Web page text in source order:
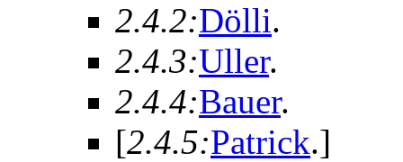
2.4.2:Dölli.
2.4.3:Uller.
2.4.4:Bauer.
[2.4.5:Patrick.]